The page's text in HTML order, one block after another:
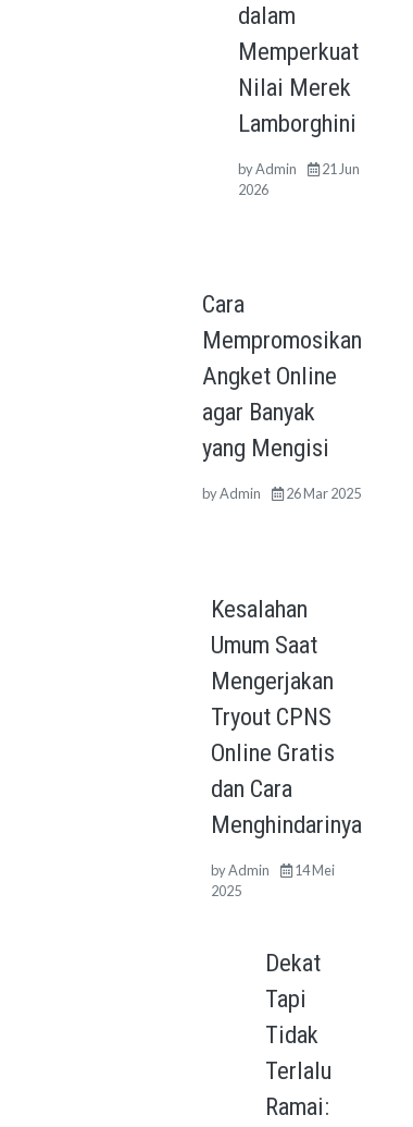
dalam
Memperkuat
Nilai Merek
Lamborghini
byAdmin
21 Jun
2026
Cara
Mempromosikan
Angket Online
agar Banyak
yang Mengisi
byAdmin 26 Mar 2025
Kesalahan
Umum Saat
Mengerjakan
Tryout CPNS
Online Gratis
dan Cara
Menghindarinya
byAdmin
14 Mei
2025
Dekat
Tapi
Tidak
Terlalu
Ramai: